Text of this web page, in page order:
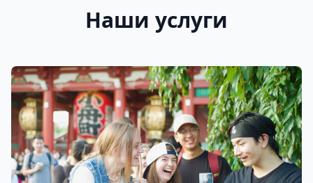
Наши услуги